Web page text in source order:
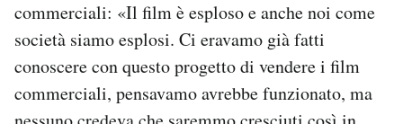
commerciali: «Il film è esploso e anche noi come
società siamo esplosi. Ci eravamo già fatti
conoscere con questo progetto di vendere i film
commerciali, pensavamo avrebbe funzionato, ma